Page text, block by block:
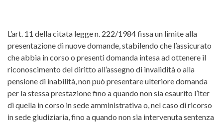
L’art. 11 della citata legge n. 222/1984 fissa un limite alla
presentazione di nuove domande, stabilendo che l’assicurato
che abbia in corso o presenti domanda intesa ad ottenere il
riconoscimento del diritto all’assegno di invalidità o alla
pensione di inabilità, non può presentare ulteriore domanda
per la stessa prestazione fino a quando non sia esaurito l’iter
di quella in corso in sede amministrativa o, nel caso di ricorso
in sede giudiziaria, fino a quando non sia intervenuta sentenza